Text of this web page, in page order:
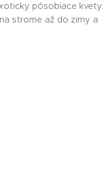
pôsobiace kvety.
strome až do zimy a